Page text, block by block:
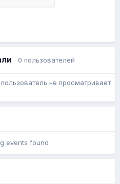
0 пользователей
не просматривает
events found